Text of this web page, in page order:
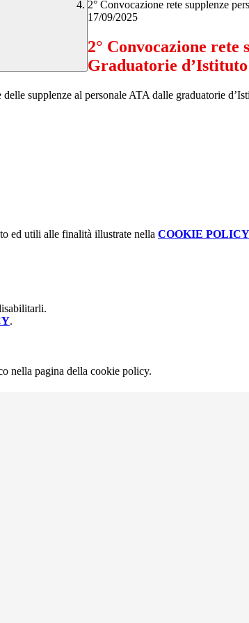
2° Convocazione rete supplenze
17/09/2025
2° Convocazione rete
Graduatorie
supplenze al personale ATA dalle graduatorie
ed utili alle finalità illustrate nella COOKIE POLICY
.
nella pagina della cookie policy.